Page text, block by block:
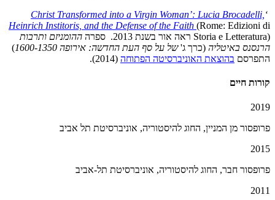
‘
Christ Transformed into a Virgin Woman’: Lucia Brocadelli,
Heinrich Institoris, and the Defense of the Faith (Rome: Edizioni di
Storia e Letteratura) ראה אור בשנת 2013. ספרה
ההומניזם ותרבות
הרנסנס באיטליה (כרך ג'של על סף העת החדשה: אירופה 1600-1350
)
התפרסם בהוצאת האוניברסיטה הפתוחה (2014).
קורות חיים
2019
פרופסור מן המניין, החוג להיסטוריה, אוניברסיטת תל אביב
2015
פרופסור חבר, החוג להיסטוריה, אוניברסיטת תל-אביב
2011